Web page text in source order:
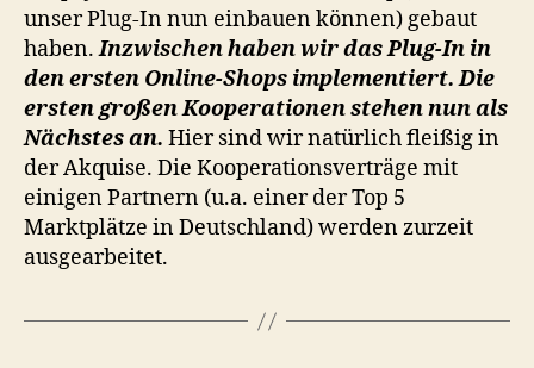
unser Plug-In nun einbauen können) gebaut
haben.Inzwischen haben wir das Plug-In in
den ersten Online-Shops implementiert. Die
ersten großen Kooperationen stehen nun als
Nächstes an. Hier sind wir natürlich fleißig in
der Akquise. Die Kooperationsverträge mit
einigen Partnern (u.a. einer der Top 5
Marktplätze in Deutschland) werden zurzeit
ausgearbeitet.